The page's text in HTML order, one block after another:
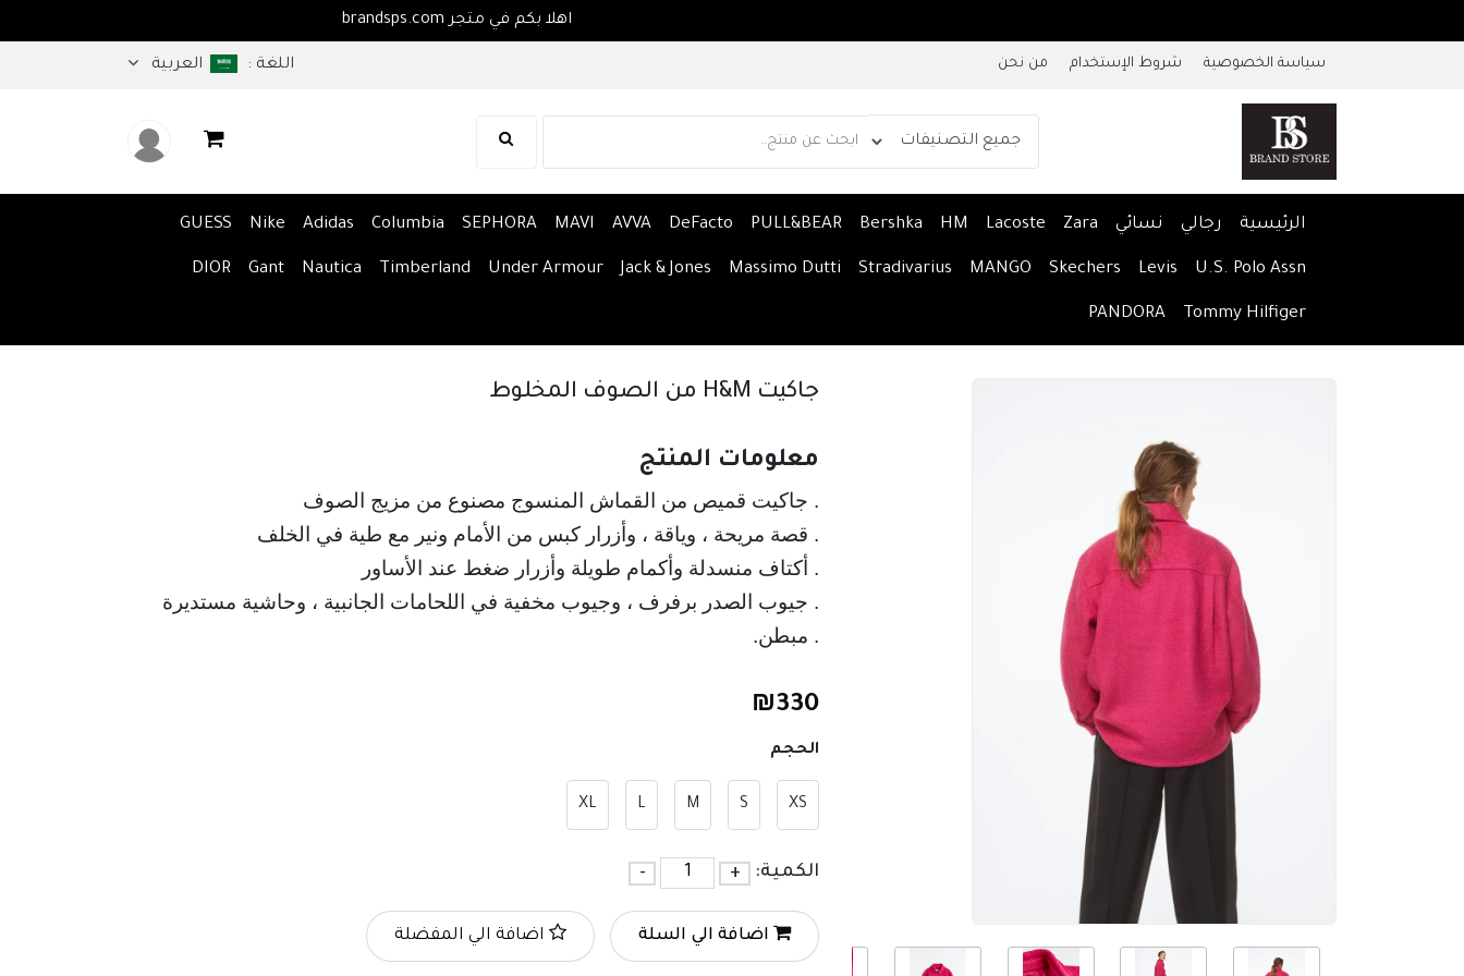
اهلا بكم في متجر brandsps.com
سياسة الخصوصية شروط الإستخدام من نحن اللغة : العربية
الرئيسية رجالي نسائي Zara
Lacoste
HM
Bershka
PULL&BEAR
DeFacto
AVVA
MAVI
SEPHORA
Columbia
Adidas
Nike
GUESS
U.S. Polo Assn
Levis
Skechers
MANGO
Stradivarius
Massimo Dutti
Jack & Jones
Under Armour
Timberland
Nautica
Gant
DIOR
Tommy Hilfiger
PANDORA
جاكيت H&M من الصوف المخلوط
معلومات المنتج
. جاكيت قميص من القماش المنسوج مصنوع من مزيج الصوف
. قصة مريحة ، وياقة ، وأزرار كبس من الأمام ونير مع طية في الخلف
. أكتاف منسدلة وأكمام طويلة وأزرار ضغط عند الأساور
. جيوب الصدر برفرف ، وجيوب مخفية في اللحامات الجانبية ، وحاشية مستديرة
. مبطن.
₪330
الحجم
XS
S
M
L
XL
الكمية: +
-
اضافة الي السلة اضافة الي المفضلة